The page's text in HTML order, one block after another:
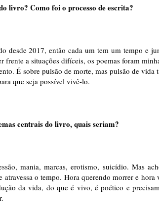
livro? Como foi o processo de escrita?
desde 2017, então cada um tem um tempo e
frente a situações difíceis, os poemas foram
É sobre pulsão de morte, mas pulsão de vida
que seja possível vivê-lo.
centrais do livro, quais seriam?
mania, marcas, erotismo, suicídio. Mas
atravessa o tempo. Hora querendo morrer e
da vida, do que é vivo, é poético e